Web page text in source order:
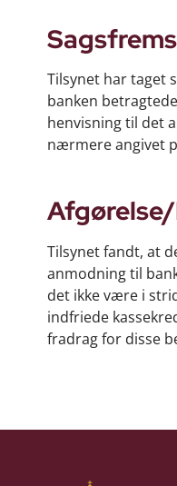
Tilsynet har taget
banken
henvisning til det
nærmere angivet
Tilsynet fandt, at
anmodning til
det ikke være i
indfriede
fradrag for disse